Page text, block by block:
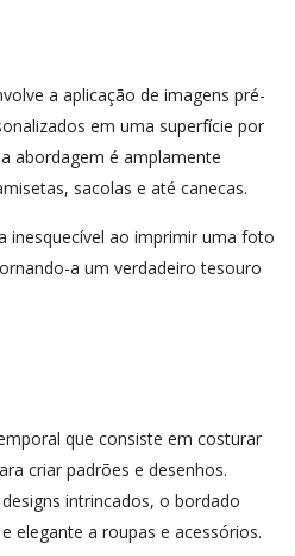
a aplicação de imagens pré-
em uma superfície por
abordagem é amplamente
sacolas e até canecas.
inesquecível ao imprimir uma foto
a um verdadeiro tesouro
que consiste em costurar
criar padrões e desenhos.
intrincados, o bordado
elegante a roupas e acessórios.